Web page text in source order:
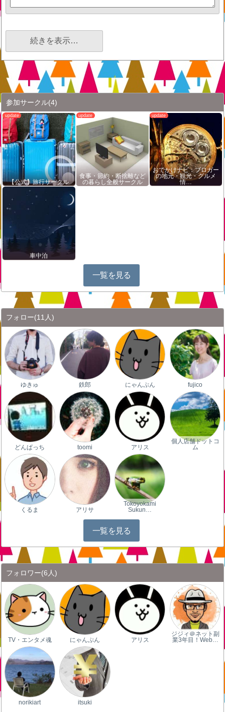
続きを表示…
参加サークル(4)
【公式】旅行サークル
食事・節約・断捨離など
の暮らし全般サークル
おでかけナビ：ブロガー
の地元・観光・グルメ
情…
車中泊
一覧を見る
フォロー(11人)
ゆきゅ 鉄郎 にゃんぷん fujico
どんぱっち toomi アリス
個人店舗ドットコ
ム
くるま アリサ
Tokoyokami
Sukun…
一覧を見る
フォロワー(6人)
TV・エンタメ魂 にゃんぷん アリス
ジジィ＠ネット副
業3年目！Web…
norikiart itsuki